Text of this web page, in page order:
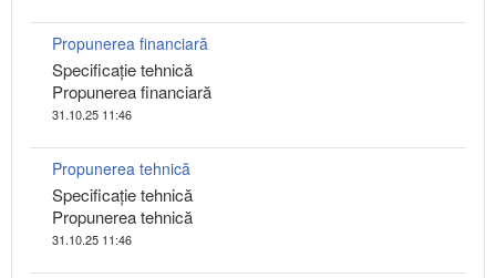
Propunerea financiară
Specificaţie tehnică
Propunerea financiară
31.10.25 11:46
Propunerea tehnică
Specificaţie tehnică
Propunerea tehnică
31.10.25 11:46